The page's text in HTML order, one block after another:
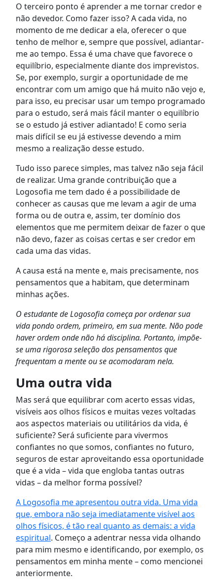
O terceiro ponto é aprender a me tornar credor e
não devedor. Como fazer isso? A cada vida, no
momento de me dedicar a ela, oferecer o que
tenho de melhor e, sempre que possível, adiantar-
me ao tempo. Essa é uma chave que favorece o
equilíbrio, especialmente diante dos imprevistos.
Se, por exemplo, surgir a oportunidade de me
encontrar com um amigo que há muito não vejo e,
para isso, eu precisar usar um tempo programado
para o estudo, será mais fácil manter o equilíbrio
se o estudo já estiver adiantado! E como seria
mais difícil se eu já estivesse devendo a mim
mesmo a realização desse estudo.
Tudo isso parece simples, mas talvez não seja fácil
de realizar. Uma grande contribuição que a
Logosofia me tem dado é a possibilidade de
conhecer as causas que me levam a agir de uma
forma ou de outra e, assim, ter domínio dos
elementos que me permitem deixar de fazer o que
não devo, fazer as coisas certas e ser credor em
cada uma das vidas.
A causa está na mente e, mais precisamente, nos
pensamentos que a habitam, que determinam
minhas ações.
O estudante de Logosofia começa por ordenar sua
vida pondo ordem, primeiro, em sua mente. Não pode
haver ordem onde não há disciplina. Portanto, impõe-
se uma rigorosa seleção dos pensamentos que
frequentam a mente ou se acomodaram nela.
Uma outra vida
Mas será que equilibrar com acerto essas vidas,
visíveis aos olhos físicos e muitas vezes voltadas
aos aspectos materiais ou utilitários da vida, é
suficiente? Será suficiente para vivermos
confiantes no que somos, confiantes no futuro,
seguros de estar aproveitando essa oportunidade
que é a vida – vida que engloba tantas outras
vidas – da melhor forma possível?
A Logosofia me apresentou outra vida. Uma vida
que, embora não seja imediatamente visível aos
olhos físicos, é tão real quanto as demais: a vida
espiritual. Começo a adentrar nessa vida olhando
para mim mesmo e identificando, por exemplo, os
pensamentos em minha mente – como mencionei
anteriormente.